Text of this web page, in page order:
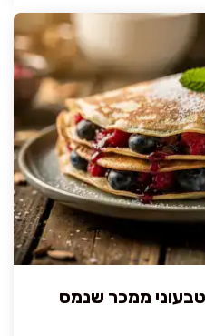
טבעוני ממכר שנמס